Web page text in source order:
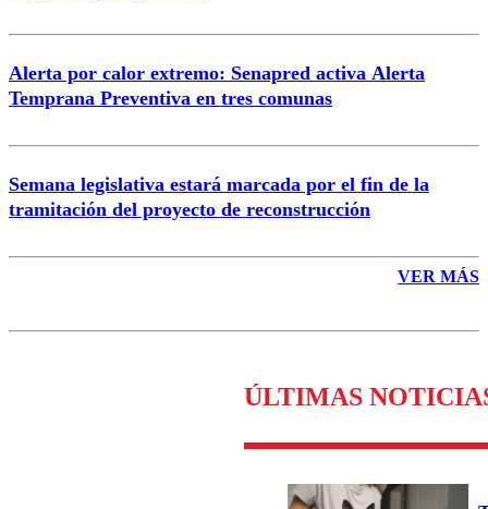
Alerta por calor extremo: Senapred activa Alerta
Temprana Preventiva en tres comunas
Semana legislativa estará marcada por el fin de la
tramitación del proyecto de reconstrucción
VER MÁS
ÚLTIMAS